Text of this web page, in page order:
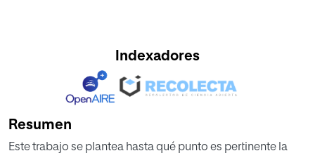
Indexadores
Resumen
Este trabajo se plantea hasta qué punto es pertinente la